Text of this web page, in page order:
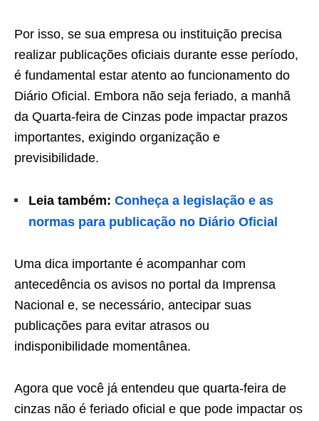
Por isso, se sua empresa ou instituição precisa
realizar publicações oficiais durante esse período,
é fundamental estar atento ao funcionamento do
Diário Oficial. Embora não seja feriado, a manhã
da Quarta-feira de Cinzas pode impactar prazos
importantes, exigindo organização e
previsibilidade.
Leia também: Conheça a legislação e as
normas para publicação no Diário Oficial
Uma dica importante é acompanhar com
antecedência os avisos no portal da Imprensa
Nacional e, se necessário, antecipar suas
publicações para evitar atrasos ou
indisponibilidade momentânea.
Agora que você já entendeu que quarta-feira de
cinzas não é feriado oficial e que pode impactar os